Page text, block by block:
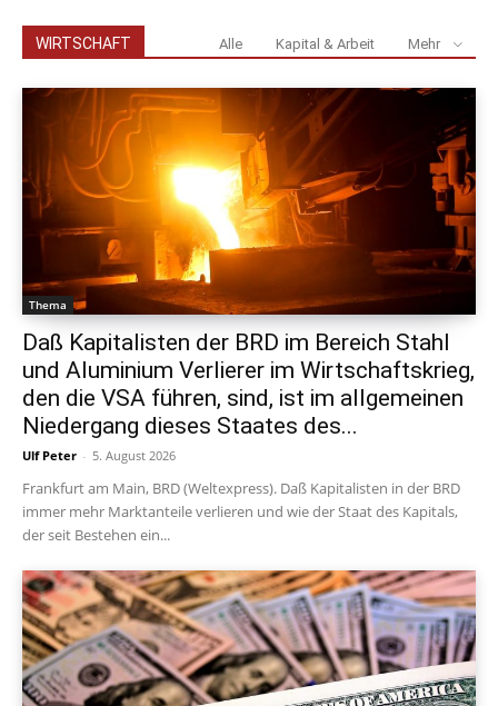
WIRTSCHAFT Alle Kapital & Arbeit Mehr
Thema
Daß Kapitalisten der BRD im Bereich Stahl
und Aluminium Verlierer im Wirtschaftskrieg,
den die VSA führen, sind, ist im allgemeinen
Niedergang dieses Staates des...
Ulf Peter - 5. August 2026
Frankfurt am Main, BRD (Weltexpress). Daß Kapitalisten in der BRD
immer mehr Marktanteile verlieren und wie der Staat des Kapitals,
der seit Bestehen ein...